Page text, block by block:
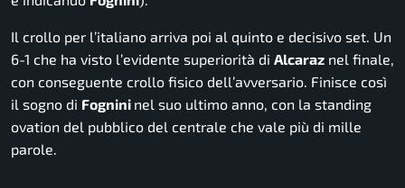
Il crollo per l’italiano arriva poi al quinto e decisivo set. Un
6-1 che ha visto l’evidente superiorità di Alcaraz nel finale,
con conseguente crollo fisico dell’avversario. Finisce così
il sogno di Fognini nel suo ultimo anno, con la standing
ovation del pubblico del centrale che vale più di mille
parole.